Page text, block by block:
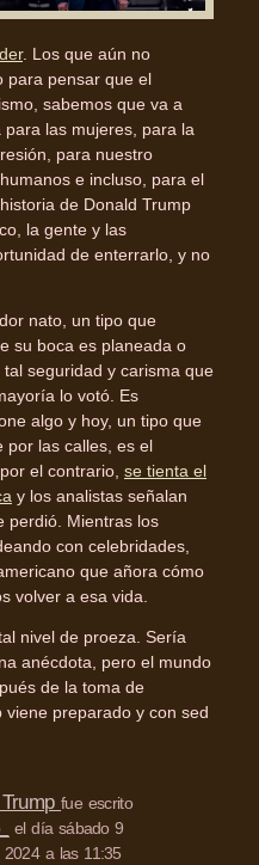
. Los que aún no
para pensar que el
sabemos que va a
las mujeres, para la
para nuestro
e incluso, para el
de Donald Trump
la gente y las
de enterrarlo, y no
nato, un tipo que
su boca es planeada o
seguridad y carisma que
lo votó. Es
algo y hoy, un tipo que
por las calles, es el
el contrario, se tienta el
y los analistas señalan
perdió. Mientras los
con celebridades,
que añora cómo
volver a esa vida.
nivel de proeza. Sería
anécdota, pero el mundo
de la toma de
viene preparado y con sed
Trumpfue escrito
el día sábado 9
a las 11:35